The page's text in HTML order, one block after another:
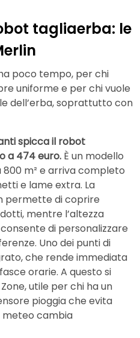
tagliaerba: le
poco tempo, per chi
uniforme e per chi vuole
dell’erba, soprattutto con
spicca il robot
a 474 euro. È un modello
m² e arriva completo
e lame extra. La
permette di coprire
mentre l’altezza
di personalizzare
Uno dei punti di
che rende immediata
orarie. A questo si
utile per chi ha un
pioggia che evita
meteo cambia